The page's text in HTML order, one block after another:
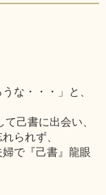
な・・・」と、
己書に出会い、
られず、
で『己書』龍眼